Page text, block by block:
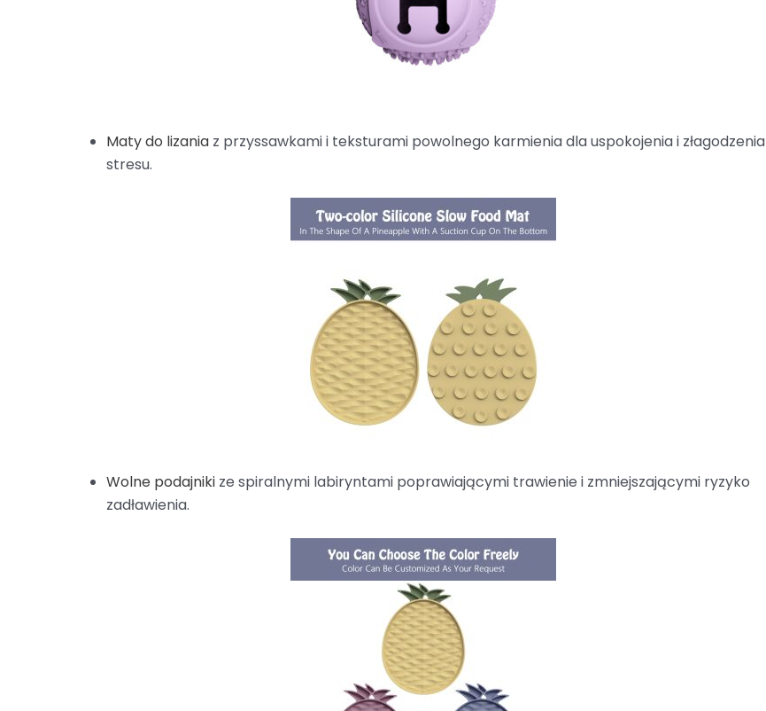
Maty do lizania z przyssawkami i teksturami powolnego karmienia dla uspokojenia i złagodzenia
stresu.
Wolne podajniki ze spiralnymi labiryntami poprawiającymi trawienie i zmniejszającymi ryzyko
zadławienia.